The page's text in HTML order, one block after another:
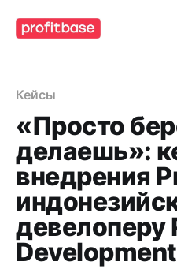
Кейсы
«Просто
делаешь»:
внедрения
девелоперу
Development